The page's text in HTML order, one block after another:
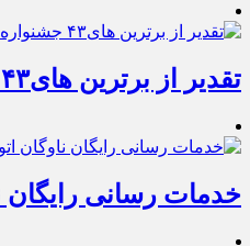
تقدیر از برترین های۴۳ جشنواره فرهنگی هنری فردا
خدمات رسانی رایگان